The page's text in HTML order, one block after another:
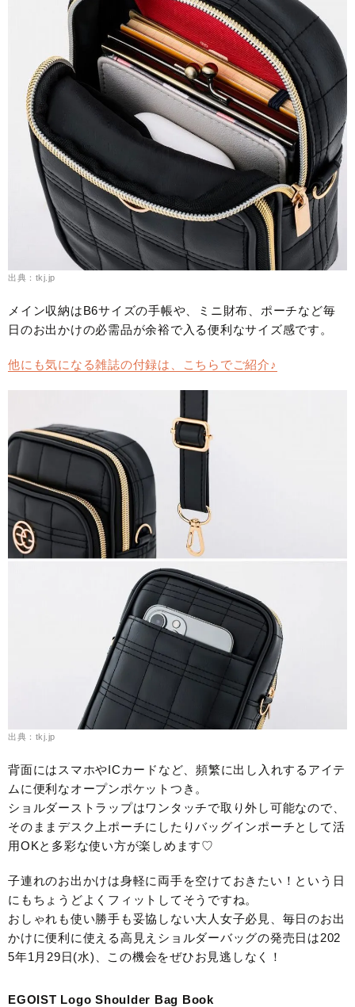
出典：tkj.jp
メイン収納はB6サイズの手帳や、ミニ財布、ポーチなど毎
日のお出かけの必需品が余裕で入る便利なサイズ感です。
他にも気になる雑誌の付録は、こちらでご紹介♪
出典：tkj.jp
背面にはスマホやICカードなど、頻繁に出し入れするアイテ
ムに便利なオープンポケットつき。
ショルダーストラップはワンタッチで取り外し可能なので、
そのままデスク上ポーチにしたりバッグインポーチとして活
用OKと多彩な使い方が楽しめます♡
子連れのお出かけは身軽に両手を空けておきたい！という日
にもちょうどよくフィットしてそうですね。
おしゃれも使い勝手も妥協しない大人女子必見、毎日のお出
かけに便利に使える高見えショルダーバッグの発売日は202
5年1月29日(水)、この機会をぜひお見逃しなく！
EGOIST Logo Shoulder Bag Book